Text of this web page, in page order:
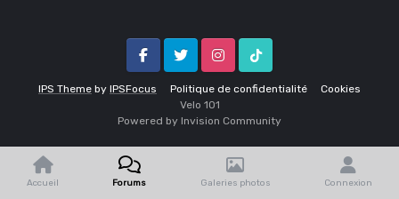
IPS Theme by IPSFocus Politique de confidentialité Cookies
FacebookTwitter InstagramTik Tok
Velo 1O1
Powered by Invision Community
Accueil Forums Galeries photos Connexion